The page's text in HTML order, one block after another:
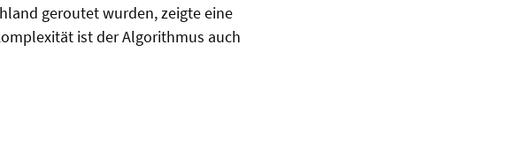
geroutet wurden, zeigte eine
ist der Algorithmus auch